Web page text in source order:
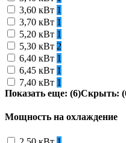
3,60 кВт 1
3,70 кВт 1
5,20 кВт 1
5,30 кВт 2
6,40 кВт 1
6,45 кВт 1
7,40 кВт 1
Показать еще: (6)Скрыть:
Мощность на охлаждение